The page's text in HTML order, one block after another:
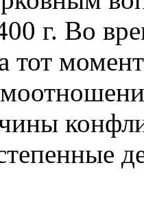
г. Во
тот